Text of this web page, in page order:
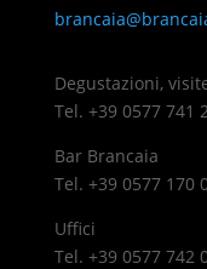
Degustazioni,
Tel. +39 0577 741
Bar Brancaia
Tel. +39 0577 170
Uffici
Tel. +39 0577 742